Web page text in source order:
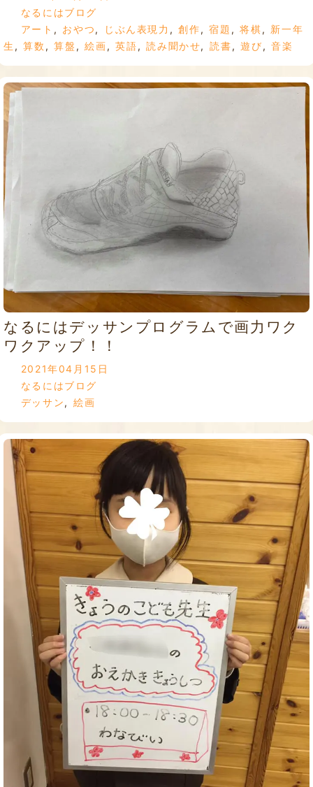
なるにはブログ
アート , おやつ, じぶん表現力 ,創作,宿題 ,将棋, 新一年
生 ,算数 ,算盤 ,絵画,英語,読み聞かせ,読書,遊び,音楽
なるにはデッサンプログラムで画力ワク
ワクアップ！！
2021年04月15日
なるにはブログ
デッサン, 絵画